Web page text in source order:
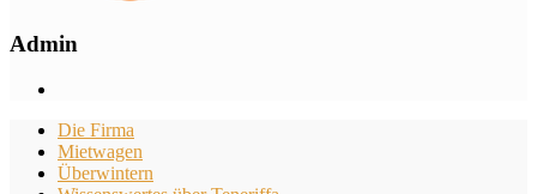
Admin
Die Firma
Mietwagen
Überwintern